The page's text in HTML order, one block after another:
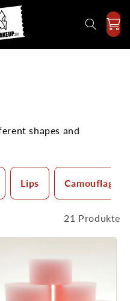
shapes and
Lips Camouflage
21 Produkte